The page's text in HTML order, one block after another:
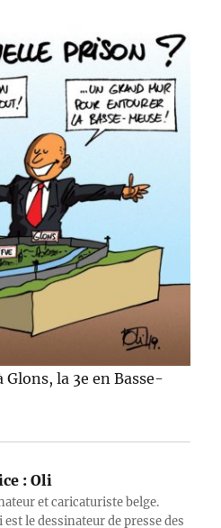
la 3e en Basse-
: Oli
et caricaturiste belge.
est le dessinateur de presse des